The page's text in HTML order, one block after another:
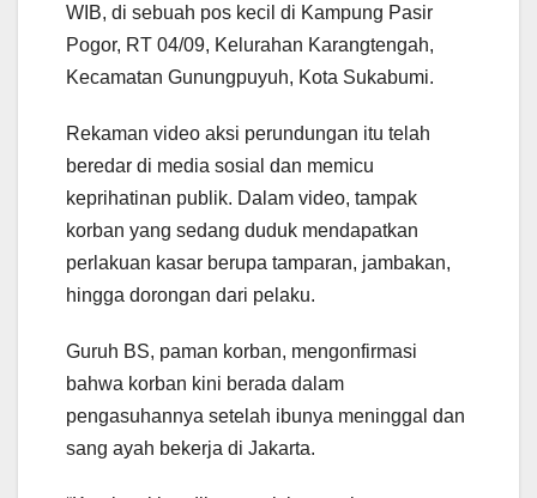
WIB, di sebuah pos kecil di Kampung Pasir
Pogor, RT 04/09, Kelurahan Karangtengah,
Kecamatan Gunungpuyuh, Kota Sukabumi.
Rekaman video aksi perundungan itu telah
beredar di media sosial dan memicu
keprihatinan publik. Dalam video, tampak
korban yang sedang duduk mendapatkan
perlakuan kasar berupa tamparan, jambakan,
hingga dorongan dari pelaku.
Guruh BS, paman korban, mengonfirmasi
bahwa korban kini berada dalam
pengasuhannya setelah ibunya meninggal dan
sang ayah bekerja di Jakarta.